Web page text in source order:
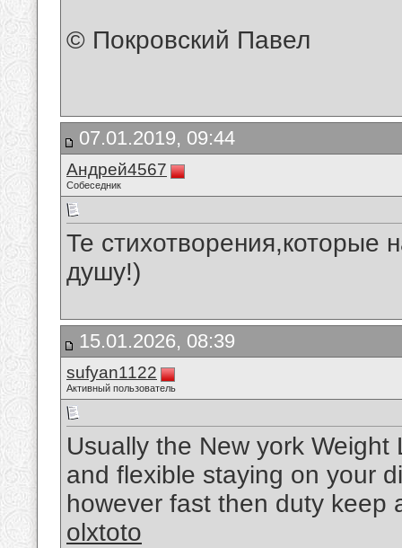
© Покровский Павел
07.01.2019, 09:44
Андрей4567
Собеседник
Те стихотворения,которые
душу!)
15.01.2026, 08:39
sufyan1122
Активный пользователь
Usually the New york
and flexible staying on your
however fast then duty keep
olxtoto